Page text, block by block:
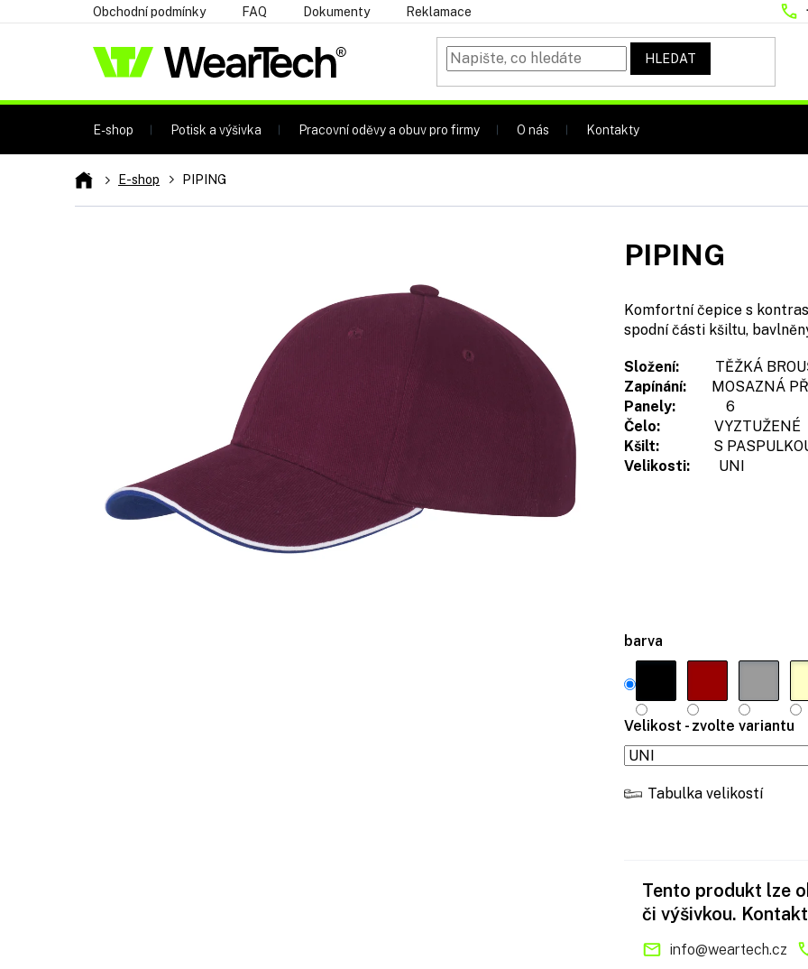
na
Obchodní podmínky FAQ Dokumenty Reklamace
HLEDAT
E-shop Potisk a výšivka Pracovní oděvy a obuv pro firmy O nás Kontakty
DomůE-shop PIPING
barva
Velikost - zvolte variantu
Tabulka velikostí
Komfortní čepice s
spodní části kšiltu,
Složení:
TĚŽKÁ
Zapínání:
MOSAZNÁ
Panely: 6
Čelo:
VYZTUŽENÉ
Kšilt:
S
Velikosti:
UNI
PIPING
Tento produkt lze
či výšivkou.
info@weartech.cz